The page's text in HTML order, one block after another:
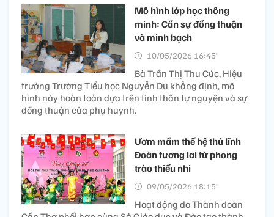
Mô hình lớp học thông
minh: Cần sự đồng thuận
và minh bạch
10/05/2026 16:45’
Bà Trần Thị Thu Cúc, Hiệu
trưởng Trường Tiểu học Nguyễn Du khẳng định, mô
hình này hoàn toàn dựa trên tinh thần tự nguyện và sự
đồng thuận của phụ huynh.
Ươm mầm thế hệ thủ lĩnh
Đoàn tương lai từ phong
trào thiếu nhi
09/05/2026 18:15’
Hoạt động do Thành đoàn